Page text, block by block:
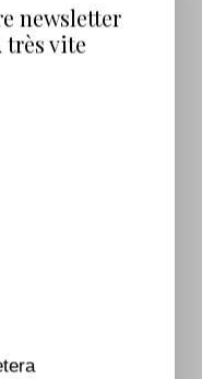
soient
notre lettre
newsletter
très vite